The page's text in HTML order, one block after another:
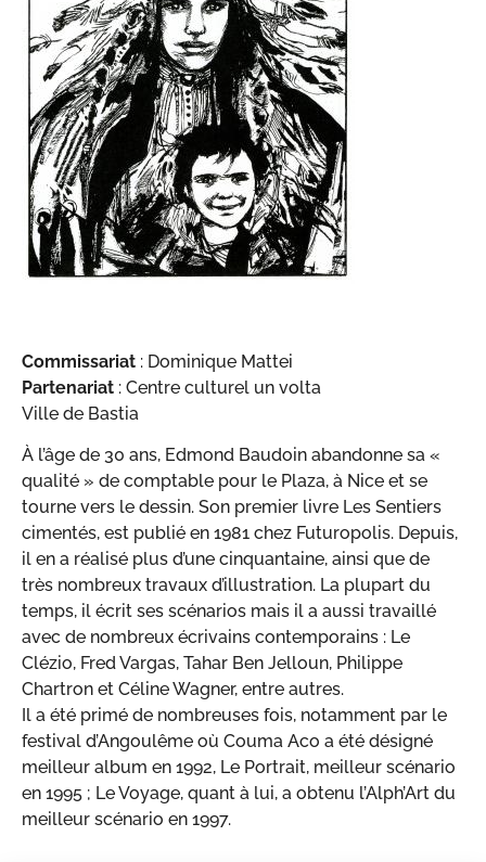
Commissariat : Dominique Mattei
Partenariat : Centre culturel un volta
Ville de Bastia
À l’âge de 30 ans, Edmond Baudoin abandonne sa «
qualité » de comptable pour le Plaza, à Nice et se
tourne vers le dessin. Son premier livre Les Sentiers
cimentés, est publié en 1981 chez Futuropolis. Depuis,
il en a réalisé plus d’une cinquantaine, ainsi que de
très nombreux travaux d’illustration. La plupart du
temps, il écrit ses scénarios mais il a aussi travaillé
avec de nombreux écrivains contemporains : Le
Clézio, Fred Vargas, Tahar Ben Jelloun, Philippe
Chartron et Céline Wagner, entre autres.
Il a été primé de nombreuses fois, notamment par le
festival d’Angoulême où Couma Aco a été désigné
meilleur album en 1992, Le Portrait, meilleur scénario
en 1995 ; Le Voyage, quant à lui, a obtenu l’Alph’Art du
meilleur scénario en 1997.